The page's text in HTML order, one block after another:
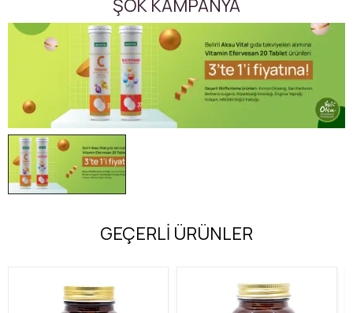
ŞOK KAMPANYA
GEÇERLİ ÜRÜNLER